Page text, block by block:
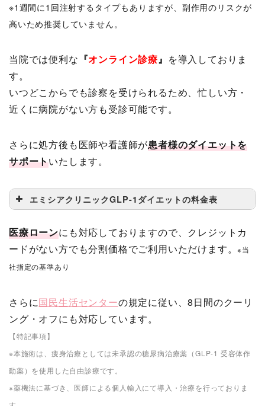
※1週間に1回注射するタイプもありますが、副作用のリスクが
高いため推奨していません。
当院では便利な 『オンライン診療』 を導入しておりま
す。
いつどこからでも診察を受けられるため、忙しい方・
近くに病院がない方も受診可能です。
さらに処方後も医師や看護師が患者様のダイエットを
サポートいたします。
エミシアクリニックGLP-1ダイエットの料金表
お試し1ヵ月プラン(税別)
リベルサス(内服薬) ¥10,500～
サクセンダ(注射薬)
※¥19,800(税込)
※GLP-1ダイエットは自由診療のため保険適用外です。
※別途診察料、針代がかかります。
GLP-1ダイエットの治療期間は約3ヶ月～1年
医療ローンにも対応しておりますので、クレジットカ
ードがない方でも分割価格でご利用いただけます。※当
社指定の基準あり
さらに国民生活センターの規定に従い、8日間のクーリ
ング・オフにも対応しています。
【特記事項】
※本施術は、痩身治療としては未承認の糖尿病治療薬（GLP-1 受容体作
動薬）を使用した自由診療です。
※薬機法に基づき、医師による個人輸入にて導入・治療を行っておりま